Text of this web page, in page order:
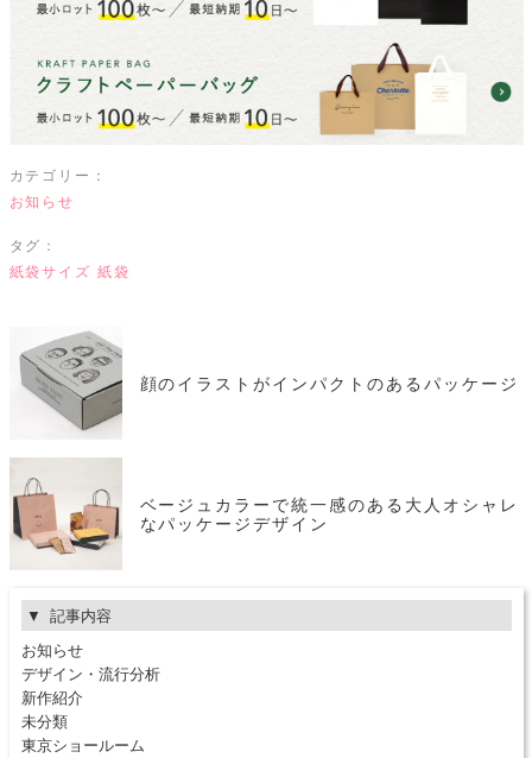
カテゴリー：
お知らせ
タグ：
紙袋サイズ 紙袋
顔のイラストがインパクトのあるパッケージ
ベージュカラーで統一感のある大人オシャレ
なパッケージデザイン
記事内容
お知らせ
デザイン・流行分析
新作紹介
未分類
東京ショールーム